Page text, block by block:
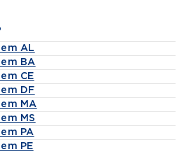
AL
BA
CE
DF
MA
MS
PA
PE